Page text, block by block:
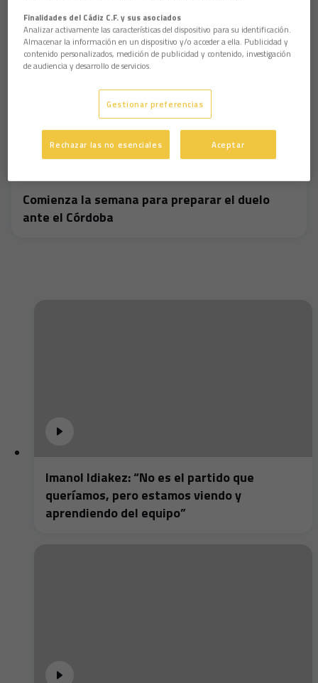
Comienza la semana para preparar el duelo
ante el Córdoba
Imanol Idiakez: “No es el partido que
queríamos, pero estamos viendo y
aprendiendo del equipo”
Finalidades del Cádiz C.F. y sus asociados
Analizar activamente las características del dispositivo para su identificación.
Almacenar la información en un dispositivo y/o acceder a ella. Publicidad y
contenido personalizados, medición de publicidad y contenido, investigación
de audiencia y desarrollo de servicios.
Gestionar preferencias
Rechazar las no esenciales Aceptar